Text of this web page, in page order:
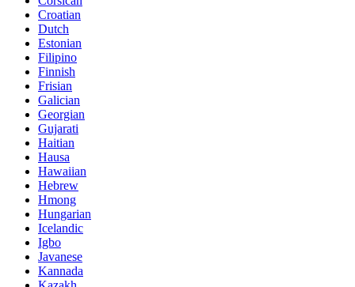
Croatian
Dutch
Estonian
Filipino
Finnish
Frisian
Galician
Georgian
Gujarati
Haitian
Hausa
Hawaiian
Hebrew
Hmong
Hungarian
Icelandic
Igbo
Javanese
Kannada